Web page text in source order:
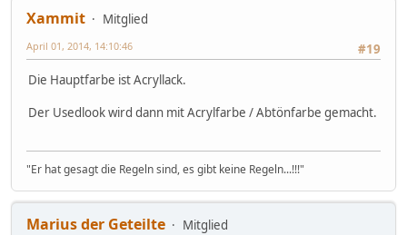
Xammit
Mitglied
#19
April 01, 2014, 14:10:46
Die Hauptfarbe ist Acryllack.
Der Usedlook wird dann mit Acrylfarbe / Abtönfarbe gemacht.
"Er hat gesagt die Regeln sind, es gibt keine Regeln...!!!"
Marius der Geteilte
Mitglied